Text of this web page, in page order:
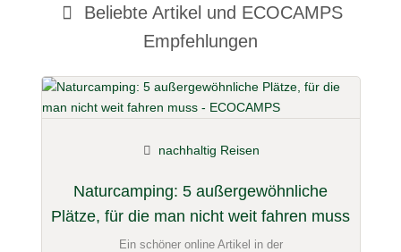
Beliebte Artikel und ECOCAMPS
Empfehlungen
Naturcamping: 5 außergewöhnliche
Plätze, für die man nicht weit fahren muss
nachhaltig Reisen
Ein schöner online Artikel in der